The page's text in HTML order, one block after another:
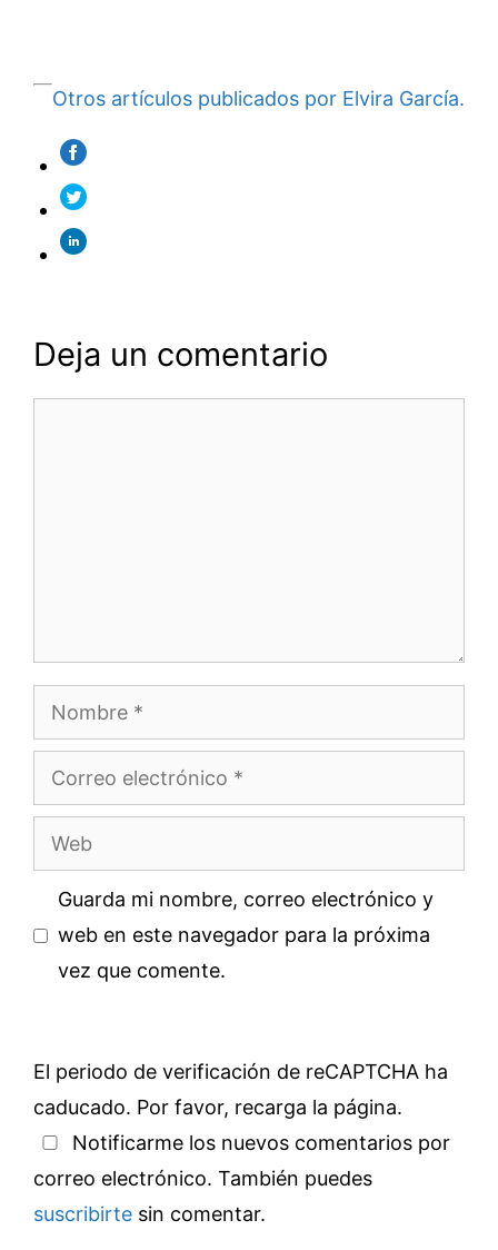
Otros artículos publicados por Elvira García.
Deja un comentario
Nombre
Correo
electrónico
Web
Guarda mi nombre, correo electrónico y
web en este navegador para la próxima
vez que comente.
El periodo de verificación de reCAPTCHA ha
caducado. Por favor, recarga la página.
Notificarme los nuevos comentarios por
correo electrónico. También puedes
suscribirte sin comentar.